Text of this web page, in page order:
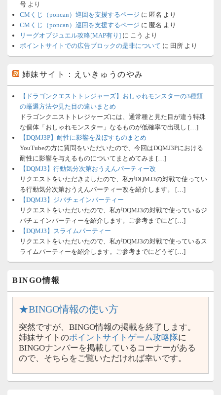
号 より
CMくじ（poncan）巡回を支援するページ に 匿名 より
CMくじ（poncan）巡回を支援するページ に 匿名 より
リーグオブジュエル攻略[MAP有り] に こう より
ポイントサイトでの広告ブロックの是非について に 田所 より
姉妹サイト：えいきゅうのやみ
【ドラゴンクエストトレジャーズ】おしゃれモンスターの3種類
の厳選方法や見た目の違いまとめ
ドラゴンクエストトレジャーズには、通常種と見た目が違う特殊
な個体「おしゃれモンスター」なるものが低確率で出現し […]
【DQMJ3P】耐性に影響を及ぼすものまとめ
YouTubeの方に質問をいただいたので、今回はDQMJ3Pにおける
耐性に影響を与えるものについてまとめてみま […]
【DQMJ3】行動気分次第おうえんパーティー改
リクエストをいただきましたので、私がDQMJ3の対戦で使ってい
る行動気分次第おうえんパーティー改を紹介します。 […]
【DQMJ3】ジバチェインパーティー
リクエストをいただいたので、私がDQMJ3の対戦で使っているジ
バチェインパーティーを紹介します。ご参考までにど […]
【DQMJ3】スライムパーティー
リクエストをいただいたので、私がDQMJ3の対戦で使っているス
ライムパーティーを紹介します。ご参考までにどうぞ […]
BINGO情報
★BINGO情報の使い方
突然ですが、BINGO情報の掲載を終了します。
姉妹サイトのポイントサイトゲーム攻略隊に
BINGOナンバーを掲載しているコーナーがある
ので、そちらをご覧いただければ幸いです。